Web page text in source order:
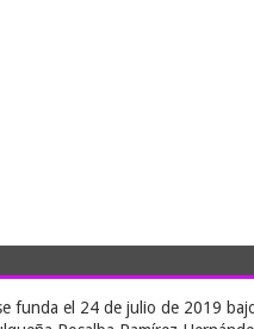
funda el 24 de julio de 2019